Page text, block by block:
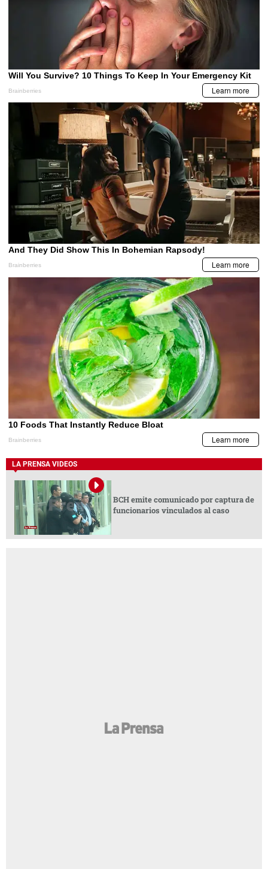
LA PRENSA VIDEOS
BCH emite comunicado por captura de
funcionarios vinculados al caso